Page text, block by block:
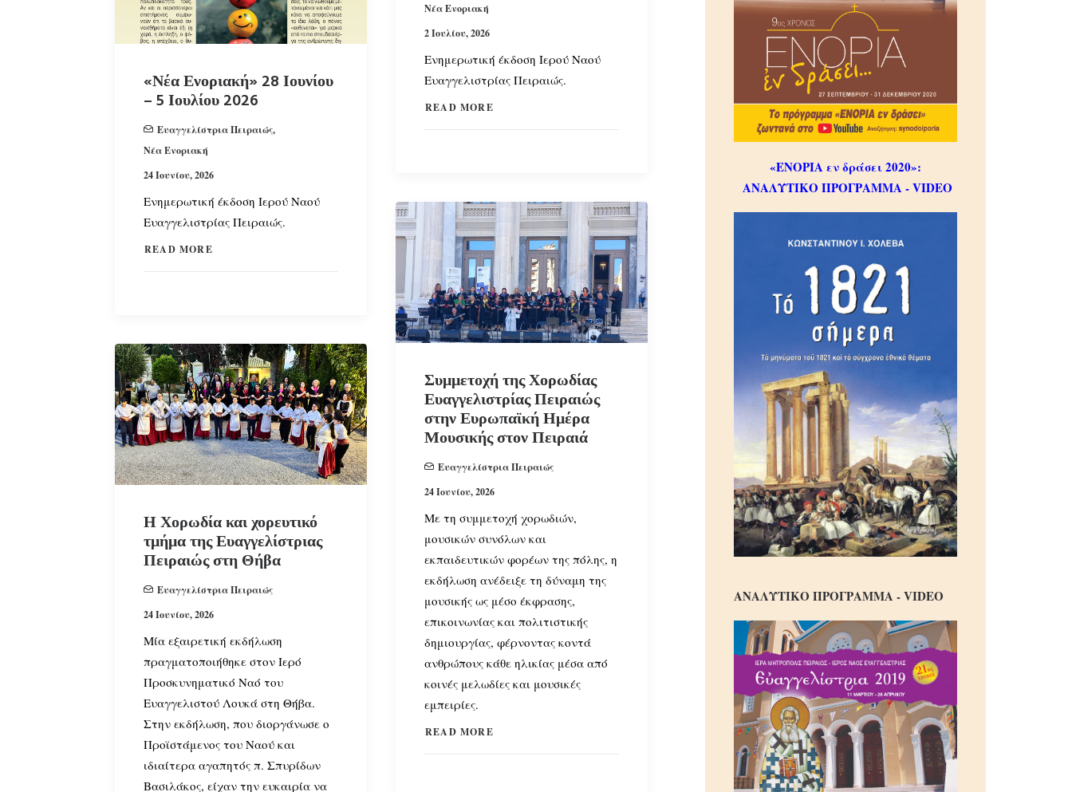
Νέα Ενοριακή
2 Ιουλίου, 2026
Ενημερωτική έκδοση Ιερού Ναού
Ευαγγελιστρίας Πειραιώς.
READ MORE
«Νέα Ενοριακή» 28 Ιουνίου
– 5 Ιουλίου 2026
Ευαγγελίστρια Πειραιώς,
Νέα Ενοριακή
24 Ιουνίου, 2026
Ενημερωτική έκδοση Ιερού Ναού
Ευαγγελιστρίας Πειραιώς.
READ MORE
Συμμετοχή της Χορωδίας
Ευαγγελιστρίας Πειραιώς
στην Ευρωπαϊκή Ημέρα
Μουσικής στον Πειραιά
Ευαγγελίστρια Πειραιώς
24 Ιουνίου, 2026
Με τη συμμετοχή χορωδιών,
μουσικών συνόλων και
εκπαιδευτικών φορέων της πόλης, η
εκδήλωση ανέδειξε τη δύναμη της
μουσικής ως μέσο έκφρασης,
επικοινωνίας και πολιτιστικής
δημιουργίας, φέρνοντας κοντά
ανθρώπους κάθε ηλικίας μέσα από
κοινές μελωδίες και μουσικές
εμπειρίες.
READ MORE
Η Χορωδία και χορευτικό
τμήμα της Ευαγγελίστριας
Πειραιώς στη Θήβα
Ευαγγελίστρια Πειραιώς
24 Ιουνίου, 2026
Μία εξαιρετική εκδήλωση
πραγματοποιήθηκε στον Ιερό
Προσκυνηματικό Ναό του
Ευαγγελιστού Λουκά στη Θήβα.
Στην εκδήλωση, που διοργάνωσε ο
Προϊστάμενος του Ναού και
ιδιαίτερα αγαπητός π. Σπυρίδων
Βασιλάκος, είχαν την ευκαιρία να
«ΕΝΟΡΙΑ εν δράσει 2020»:
ΑΝΑΛΥΤΙΚΟ ΠΡΟΓΡΑΜΜΑ - VIDEO
ΑΝΑΛΥΤΙΚΟ ΠΡΟΓΡΑΜΜΑ - VIDEO